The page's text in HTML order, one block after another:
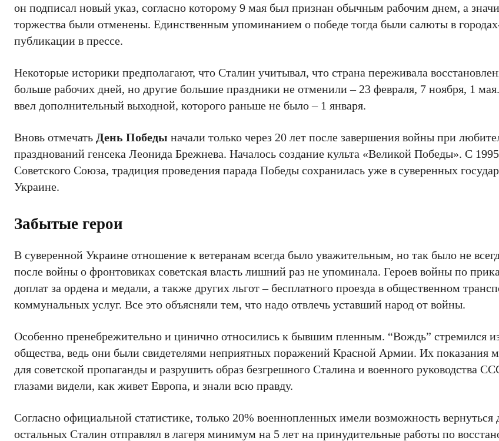
он подписал новый указ, согласно которому 9 мая был признан обычным рабочим днем, а
торжества были отменены. Единственным упоминанием о победе тогда были салюты в
публикации в прессе.
Некоторые историки предполагают, что Сталин учитывал, что страна переживала
больше рабочих дней, но другие большие праздники не отменили – 23 февраля, 7 ноября, 1
ввел дополнительный выходной, которого раньше не было – 1 января.
Вновь отмечать День Победы начали только через 20 лет после завершения войны при
празднований генсека Леонида Брежнева. Началось создание культа «Великой Победы». С 1995
Советского Союза, традиция проведения парада Победы сохранилась уже в суверенных
Украине.
Забытые герои
В суверенной Украине отношение к ветеранам всегда было уважительным, но так было не
после войны о фронтовиках советская власть лишний раз не упоминала. Героев войны по
доплат за ордена и медали, а также других льгот – бесплатного проезда в общественном
коммунальных услуг. Все это объясняли тем, что надо отвлечь уставший народ от войны.
Особенно пренебрежительно и цинично относились к бывшим пленным. “Вождь” стремился
общества, ведь они были свидетелями неприятных поражений Красной Армии. Их показания
для советской пропаганды и разрушить образ безгрешного Сталина и военного руководства
глазами видели, как живет Европа, и знали всю правду.
Согласно официальной статистике, только 20% военнопленных имели возможность вернуться
остальных Сталин отправлял в лагеря минимум на 5 лет на принудительные работы по